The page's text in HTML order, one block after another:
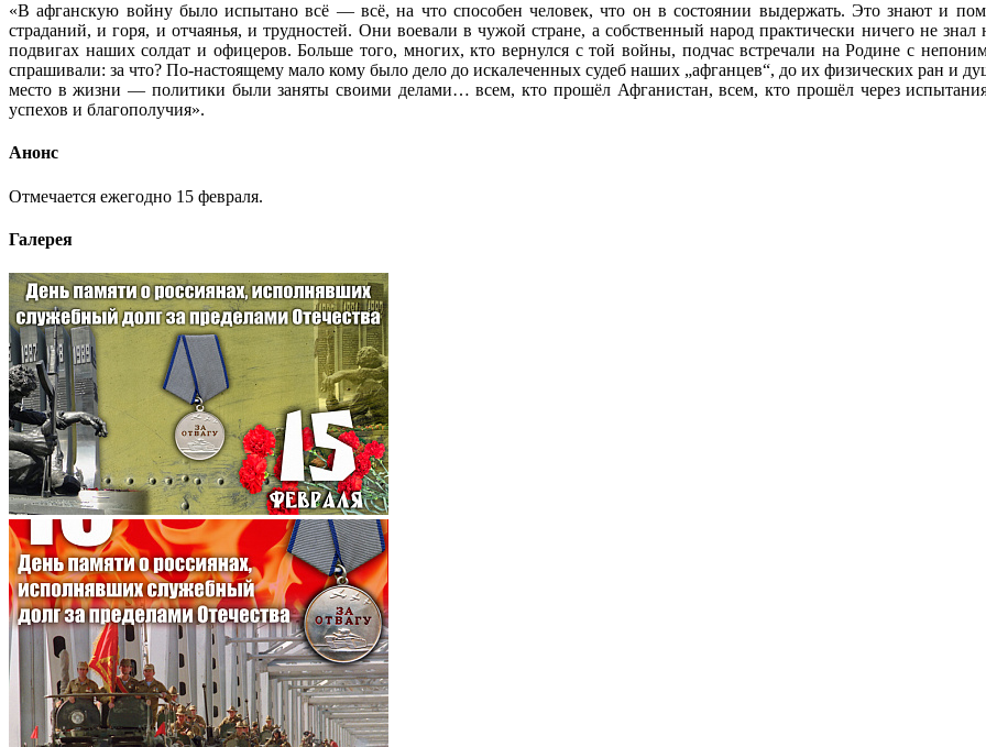
«В афганскую войну было испытано всё — всё, на что способен человек, что он в состоянии выдержать. Это знают и
страданий, и горя, и отчаянья, и трудностей. Они воевали в чужой стране, а собственный народ практически ничего не
подвигах наших солдат и офицеров. Больше того, многих, кто вернулся с той войны, подчас встречали на Родине с
спрашивали: за что? По-настоящему мало кому было дело до искалеченных судеб наших „афганцев“, до их физических ран и
место в жизни — политики были заняты своими делами… всем, кто прошёл Афганистан, всем, кто прошёл через
успехов и благополучия».
Анонс
Отмечается ежегодно 15 февраля.
Галерея